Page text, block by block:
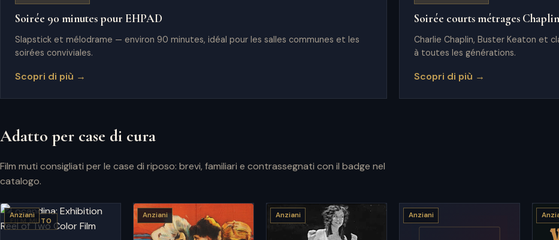
Soirée 90 minutes pour EHPAD
Slapstick et mélodrame — environ 90 minutes, idéal pour les salles communes et les
soirées conviviales.
Scopri di più →
Soirée courts métrages Chaplin
Charlie Chaplin, Buster Keaton et
à toutes les générations.
Scopri di più →
Adatto per case di cura
Film muti consigliati per le case di riposo: brevi, familiari e contrassegnati con il badge nel
catalogo.
FILM MUTO
Anziani Anziani Anziani Anziani